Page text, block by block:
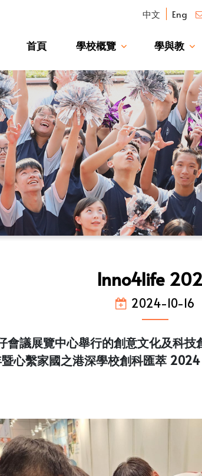
中文 Eng
首頁 學校概覽 學與教
Inno4life
2024-10-16
會議展覽中心舉行的創意文化及科
心繫家國之港深學校創科匯萃